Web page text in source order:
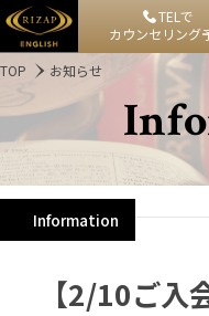
TELで
カウンセリング
TOP お知らせ
Information
【2/10ご入